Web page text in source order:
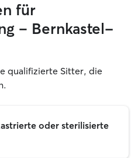
für
– Bernkastel-
qualifizierte Sitter, die
oder sterilisierte